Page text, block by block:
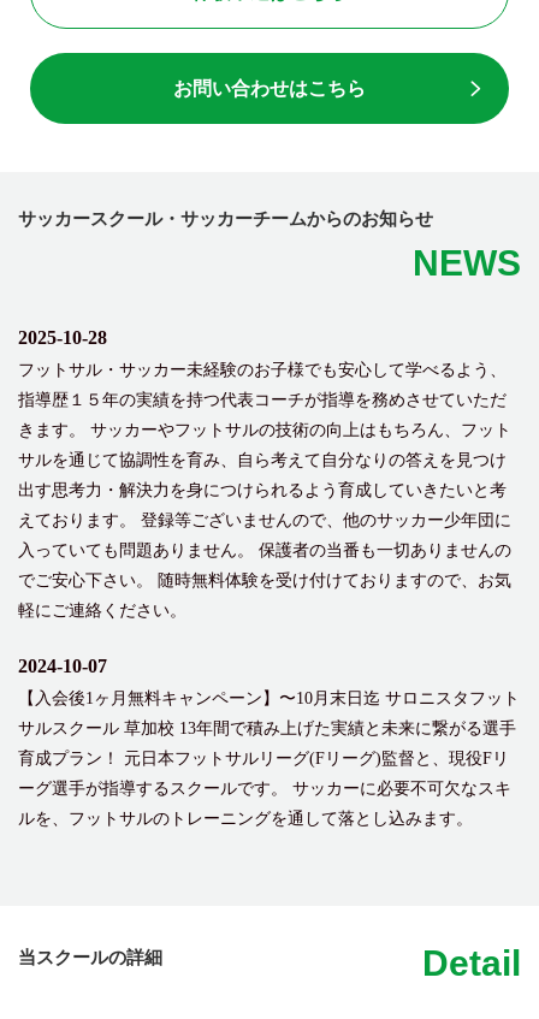
お問い合わせはこちら
サッカースクール・サッカーチームからのお知らせ
NEWS
2025-10-28
フットサル・サッカー未経験のお子様でも安心して学べるよう、
指導歴１５年の実績を持つ代表コーチが指導を務めさせていただ
きます。 サッカーやフットサルの技術の向上はもちろん、フット
サルを通じて協調性を育み、自ら考えて自分なりの答えを見つけ
出す思考力・解決力を身につけられるよう育成していきたいと考
えております。 登録等ございませんので、他のサッカー少年団に
入っていても問題ありません。 保護者の当番も一切ありませんの
でご安心下さい。 随時無料体験を受け付けておりますので、お気
軽にご連絡ください。
2024-10-07
【入会後1ヶ月無料キャンペーン】〜10月末日迄 サロニスタフット
サルスクール 草加校 13年間で積み上げた実績と未来に繋がる選手
育成プラン！ 元日本フットサルリーグ(Fリーグ)監督と、現役Fリ
ーグ選手が指導するスクールです。 サッカーに必要不可欠なスキ
ルを、フットサルのトレーニングを通して落とし込みます。
当スクールの詳細 Detail